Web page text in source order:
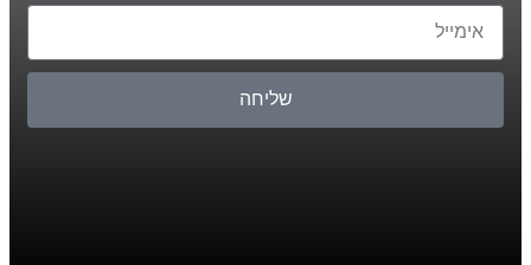
שליחה